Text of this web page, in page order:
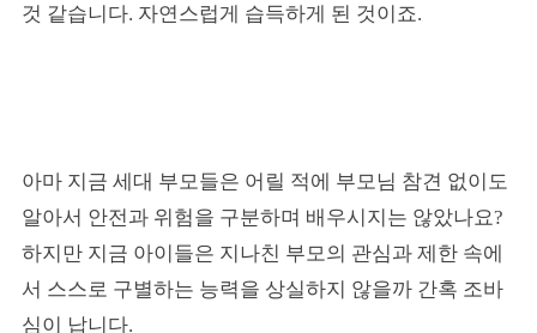
것 같습니다. 자연스럽게 습득하게 된 것이죠.
아마 지금 세대 부모들은 어릴 적에 부모님 참견 없이도
알아서 안전과 위험을 구분하며 배우시지는 않았나요?
하지만 지금 아이들은 지나친 부모의 관심과 제한 속에
서 스스로 구별하는 능력을 상실하지 않을까 간혹 조바
심이 납니다.